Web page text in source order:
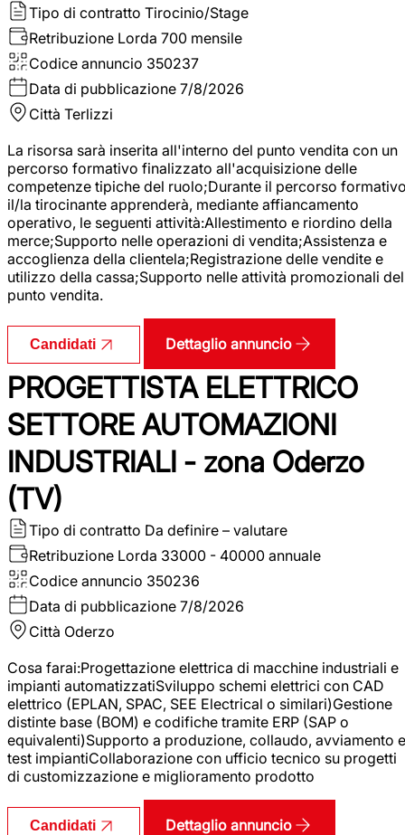
Tipo di contratto Tirocinio/Stage
Retribuzione Lorda 700 mensile
Codice annuncio 350237
Data di pubblicazione 7/8/2026
Città Terlizzi
La risorsa sarà inserita all'interno del punto vendita con un
percorso formativo finalizzato all'acquisizione delle
competenze tipiche del ruolo;Durante il percorso
il/la tirocinante apprenderà, mediante affiancamento
operativo, le seguenti attività:Allestimento e riordino della
merce;Supporto nelle operazioni di vendita;Assistenza e
accoglienza della clientela;Registrazione delle vendite e
utilizzo della cassa;Supporto nelle attività promozionali del
punto vendita.
Candidati Dettaglio annuncio
PROGETTISTA ELETTRICO
SETTORE AUTOMAZIONI
INDUSTRIALI - zona Oderzo
(TV)
Tipo di contratto Da definire – valutare
Retribuzione Lorda 33000 - 40000 annuale
Codice annuncio 350236
Data di pubblicazione 7/8/2026
Città Oderzo
Cosa farai:Progettazione elettrica di macchine industriali e
impianti automatizzatiSviluppo schemi elettrici con CAD
elettrico (EPLAN, SPAC, SEE Electrical o similari)Gestione
distinte base (BOM) e codifiche tramite ERP (SAP o
equivalenti)Supporto a produzione, collaudo, avviamento e
test impiantiCollaborazione con ufficio tecnico su progetti
di customizzazione e miglioramento prodotto
Candidati Dettaglio annuncio